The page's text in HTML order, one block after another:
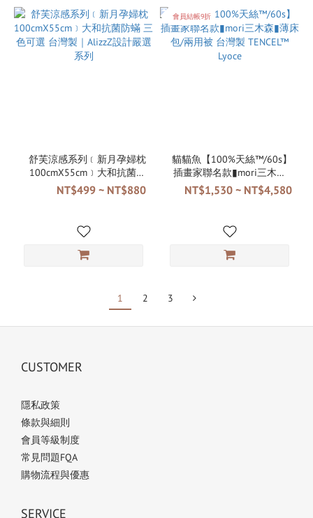
舒芙涼感系列﹝新月孕婦枕
100cmX55cm﹞大和抗菌防
蟎 三色可選 台灣製｜AlizzZ
設計嚴選系列
NT$499 ~ NT$880
會員結帳9折
貓貓魚【100%天絲™/60s】
插畫家聯名款▮mori三木森▮
薄床包/兩用被 台灣製
TENCEL™ Lyoce
NT$1,530 ~ NT$4,580
1 2 3
CUSTOMER
隱私政策
條款與細則
會員等級制度
常見問題FQA
購物流程與優惠
SERVICE